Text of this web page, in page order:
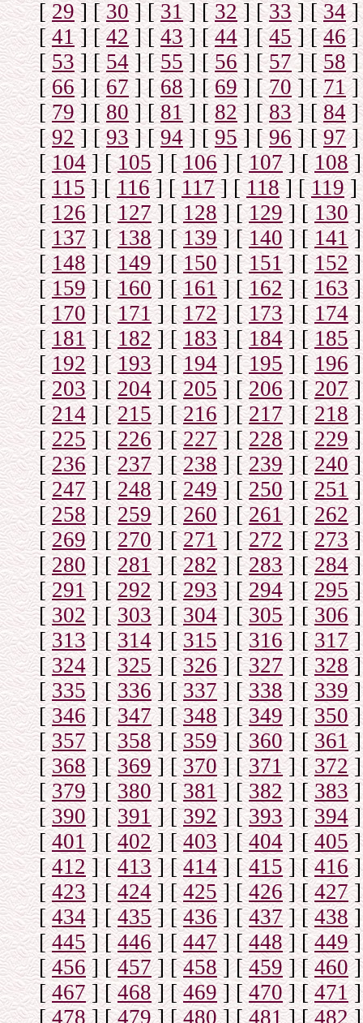
[29] [30] [31] [32] [33] [34]
[41] [42] [43] [44] [45] [46]
[53] [54] [55] [56] [57] [58]
[66] [67] [68] [69] [70] [71]
[79] [80] [81] [82] [83] [84]
[92] [93] [94] [95] [96] [97]
[104] [105] [106] [107] [108]
[ 115] [116] [117] [118] [119]
[126] [127] [128] [129] [130]
[137] [138] [139] [140] [ 141]
[148] [149] [150] [151] [152]
[159] [160] [161] [162] [163]
[170] [171] [172] [173] [174]
[181] [182] [183] [184] [185]
[192] [193] [194] [195] [ 196]
[203] [204] [205] [206] [207]
[214] [215] [216] [217] [218]
[225] [226] [227] [228] [229]
[236] [237] [238] [239] [240]
[247] [248] [249] [250] [251]
[258] [259] [ 260] [261] [262]
[269] [270] [271] [272] [273]
[280] [281] [282] [283] [284]
[291] [292] [293] [294] [295]
[302] [303] [304] [305] [306]
[313] [314] [315] [316] [317]
[324] [325] [326] [327] [ 328]
[335] [336] [337] [338] [339]
[346] [347] [348] [349] [350]
[357] [358] [359] [360] [361]
[368] [369] [370] [371] [372]
[379] [380] [381] [382] [ 383]
[390] [391] [392] [393] [394]
[401] [402] [403] [404] [405]
[412] [413] [414] [415] [416]
[423] [424] [425] [426] [427]
[434] [435] [436] [437] [438]
[445] [446] [447] [448] [449]
[456] [457] [458] [459] [460]
[467] [468] [469] [470] [471]
[478] [479] [480] [481] [482]